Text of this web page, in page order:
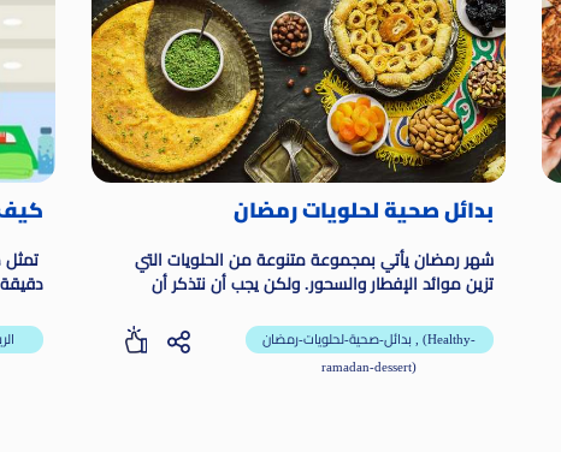
بدائل صحية لحلويات رمضان
شهر رمضان يأتي بمجموعة متنوعة من الحلويات التي
تزين موائد الإفطار والسحور. ولكن يجب أن نتذكر أن
بدائل-صحية-لحلويات-رمضان , (Healthy-
ramadan-dessert)